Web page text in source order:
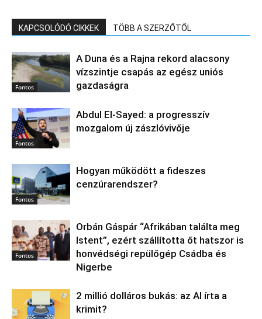
KAPCSOLÓDÓ CIKKEK TÖBB A SZERZŐTŐL
Fontos
A Duna és a Rajna rekord alacsony
vízszintje csapás az egész uniós
gazdaságra
Fontos
Abdul El‑Sayed: a progresszív
mozgalom új zászlóvivője
Fontos
Hogyan működött a fideszes
cenzúrarendszer?
Fontos
Orbán Gáspár “Afrikában találta meg
Istent”, ezért szállította őt hatszor is
honvédségi repülőgép Csádba és
Nigerbe
2 millió dolláros bukás: az AI írta a
krimit?